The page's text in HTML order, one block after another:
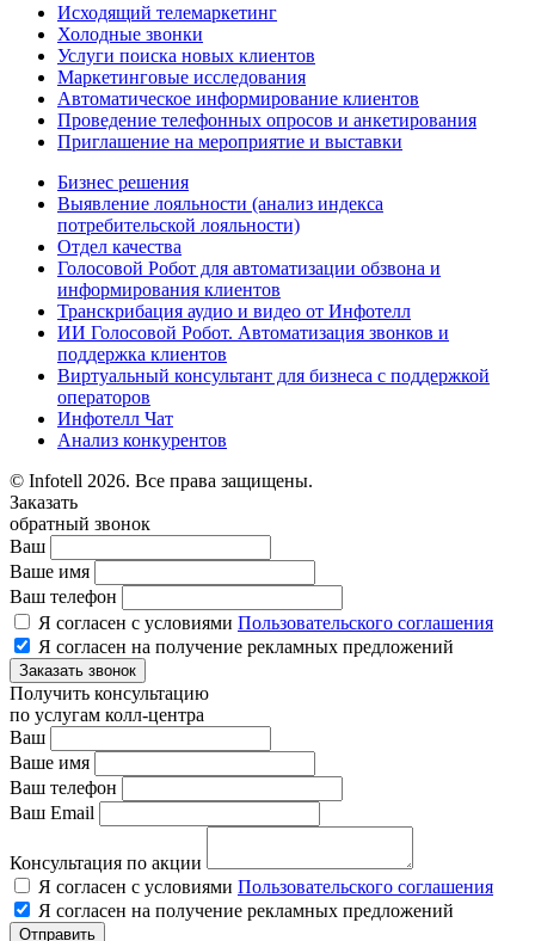
Исходящий телемаркетинг
Холодные звонки
Услуги поиска новых клиентов
Маркетинговые исследования
Автоматическое информирование клиентов
Проведение телефонных опросов и анкетирования
Приглашение на мероприятие и выставки
Бизнес решения
Выявление лояльности (анализ индекса
потребительской лояльности)
Отдел качества
Голосовой Робот для автоматизации обзвона и
информирования клиентов
Транскрибация аудио и видео от Инфотелл
ИИ Голосовой Робот. Автоматизация звонков и
поддержка клиентов
Виртуальный консультант для бизнеса с поддержкой
операторов
Инфотелл Чат
Анализ конкурентов
© Infotell 2026. Все права защищены.
Заказать
обратный звонок
Ваш
Ваше имя
Ваш телефон
Я согласен с условиями Пользовательского соглашения
Я согласен на получение рекламных предложений
Заказать звонок
Получить консультацию
по услугам колл-центра
Ваш
Ваше имя
Ваш телефон
Ваш Email
Консультация по акции
Я согласен с условиями Пользовательского соглашения
Я согласен на получение рекламных предложений
Отправить